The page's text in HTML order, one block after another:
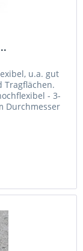
u.a. gut
Tragflächen.
- 3-
Durchmesser